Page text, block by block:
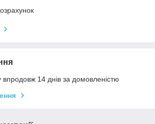
14 днів за домовленістю